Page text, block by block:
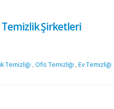
Şirketleri
Temizliği ,Ofis Temizliği ,Ev Temizliği